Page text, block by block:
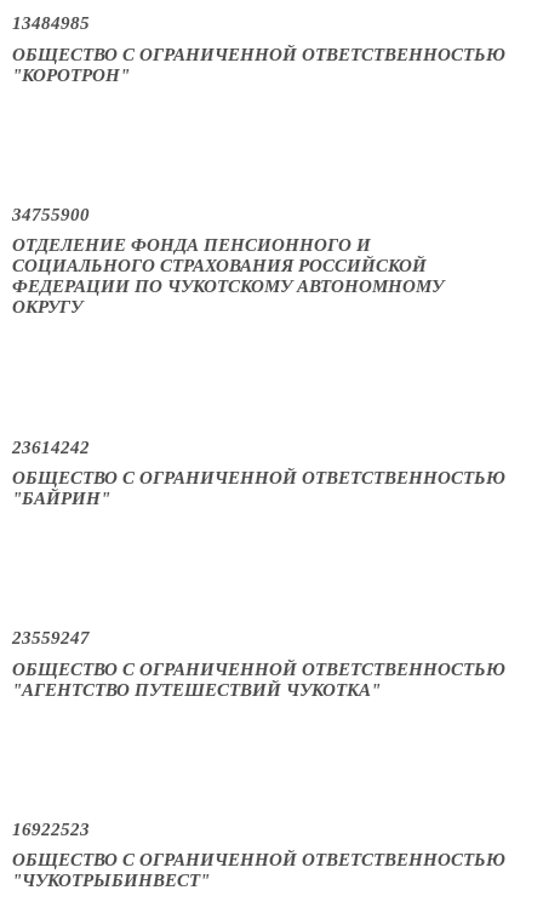
13484985
ОБЩЕСТВО С ОГРАНИЧЕННОЙ ОТВЕТСТВЕННОСТЬЮ
"КОРОТРОН"
34755900
ОТДЕЛЕНИЕ ФОНДА ПЕНСИОННОГО И
СОЦИАЛЬНОГО СТРАХОВАНИЯ РОССИЙСКОЙ
ФЕДЕРАЦИИ ПО ЧУКОТСКОМУ АВТОНОМНОМУ
ОКРУГУ
23614242
ОБЩЕСТВО С ОГРАНИЧЕННОЙ ОТВЕТСТВЕННОСТЬЮ
"БАЙРИН"
23559247
ОБЩЕСТВО С ОГРАНИЧЕННОЙ ОТВЕТСТВЕННОСТЬЮ
"АГЕНТСТВО ПУТЕШЕСТВИЙ ЧУКОТКА"
16922523
ОБЩЕСТВО С ОГРАНИЧЕННОЙ ОТВЕТСТВЕННОСТЬЮ
"ЧУКОТРЫБИНВЕСТ"